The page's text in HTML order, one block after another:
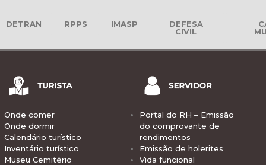
DETRAN RPPS IMASP
DEFESA
CIVIL
Onde comer
Onde dormir
Calendário turístico
Inventário turístico
Museu Cemitério
Portal do RH – Emissão
do comprovante de
rendimentos
Emissão de holerites
Vida funcional